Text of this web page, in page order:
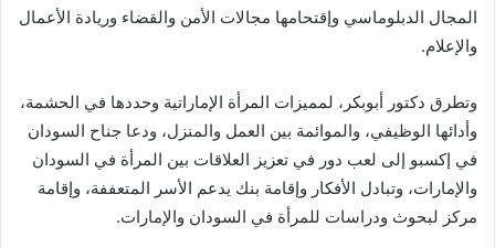
المجال الدبلوماسي وإقتحامها مجالات الأمن والقضاء وريادة الأعمال
والإعلام.
وتطرق دكتور أبوبكر، لمميزات المرأة الإماراتية وحددها في الحشمة،
وأدائها الوظيفي، والموائمة بين العمل والمنزل، ودعا جناح السودان
في إكسبو إلى لعب دور في تعزيز العلاقات بين المرأة في السودان
والإمارات، وتبادل الأفكار وإقامة بنك يدعم الأسر المتعففة، وإقامة
مركز لبحوث ودراسات للمرأة في السودان والإمارات.